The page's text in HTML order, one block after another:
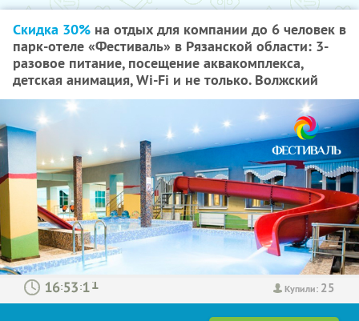
Скидка 30% на отдых для компании до 6 человек в
парк-отеле «Фестиваль» в Рязанской области: 3-
разовое питание, посещение аквакомплекса,
детская анимация, Wi-Fi и не только. Волжский
Купили: 25
: :